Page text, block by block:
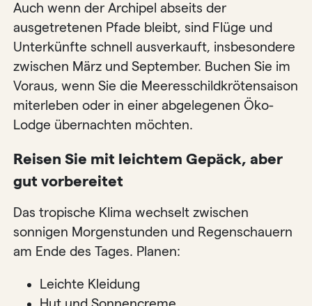
Auch wenn der Archipel abseits der
ausgetretenen Pfade bleibt, sind Flüge und
Unterkünfte schnell ausverkauft, insbesondere
zwischen März und September. Buchen Sie im
Voraus, wenn Sie die Meeresschildkrötensaison
miterleben oder in einer abgelegenen Öko-
Lodge übernachten möchten.
Reisen Sie mit leichtem Gepäck, aber
gut vorbereitet
Das tropische Klima wechselt zwischen
sonnigen Morgenstunden und Regenschauern
am Ende des Tages. Planen:
Leichte Kleidung